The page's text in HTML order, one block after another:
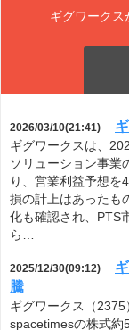
ギグワークス
2026/03/10(21:41)
ギグワークスは、
ソリューション事業
り、営業利益予想を
損の計上はあったも
化も確認され、PTS
ら…
2025/12/30(09:12)
騰
ギグワークス（
spacetimesの株式約